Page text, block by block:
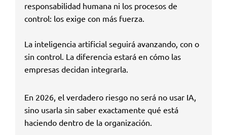
responsabilidad humana ni los procesos de
control: los exige con más fuerza.
La inteligencia artificial seguirá avanzando, con o
sin control. La diferencia estará en cómo las
empresas decidan integrarla.
En 2026, el verdadero riesgo no será no usar IA,
sino usarla sin saber exactamente qué está
haciendo dentro de la organización.